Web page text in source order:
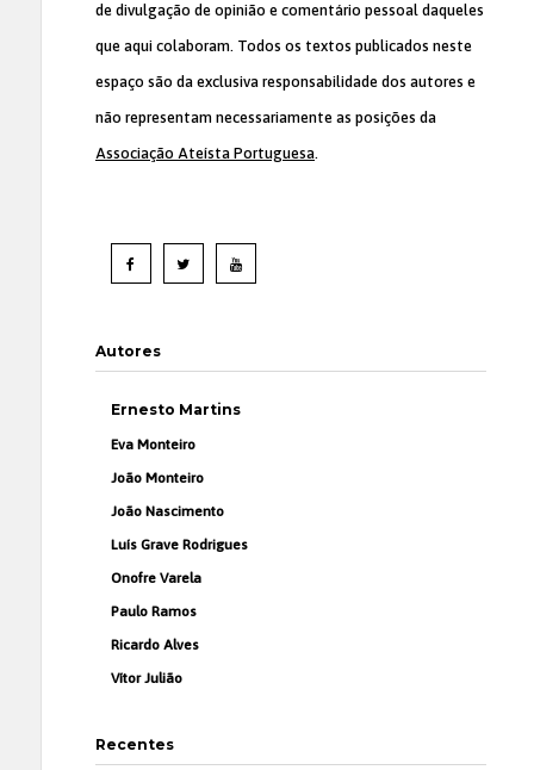
de divulgação de opinião e comentário pessoal daqueles
que aqui colaboram. Todos os textos publicados neste
espaço são da exclusiva responsabilidade dos autores e
não representam necessariamente as posições da
Associação Ateísta Portuguesa.
Autores
Ernesto Martins
Eva Monteiro
João Monteiro
João Nascimento
Luís Grave Rodrigues
Onofre Varela
Paulo Ramos
Ricardo Alves
Vítor Julião
Recentes